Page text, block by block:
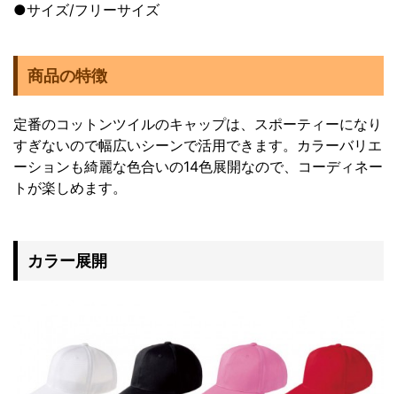
●サイズ/フリーサイズ
商品の特徴
定番のコットンツイルのキャップは、スポーティーになり
すぎないので幅広いシーンで活用できます。カラーバリエ
ーションも綺麗な色合いの14色展開なので、コーディネー
トが楽しめます。
カラー展開